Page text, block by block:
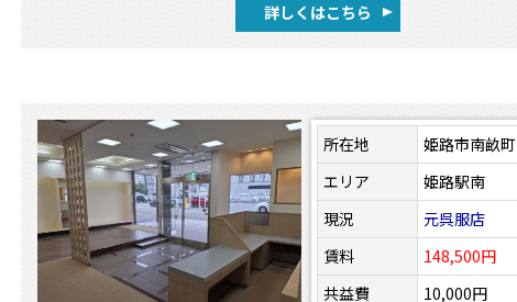
詳しくはこちら
所在地
姫路市南畝町
エリア
姫路駅南
現況
元呉服店
賃料
148,500円
共益費
10,000円